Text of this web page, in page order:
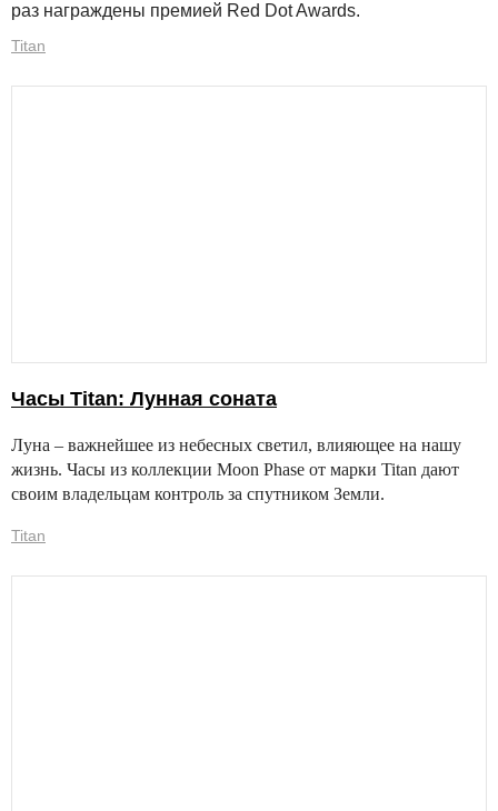
раз награждены премией Red Dot Awards.
Titan
Часы Titan: Лунная соната
Луна – важнейшее из небесных светил, влияющее на нашу
жизнь. Часы из коллекции Moon Phase от марки Titan дают
своим владельцам контроль за спутником Земли.
Titan